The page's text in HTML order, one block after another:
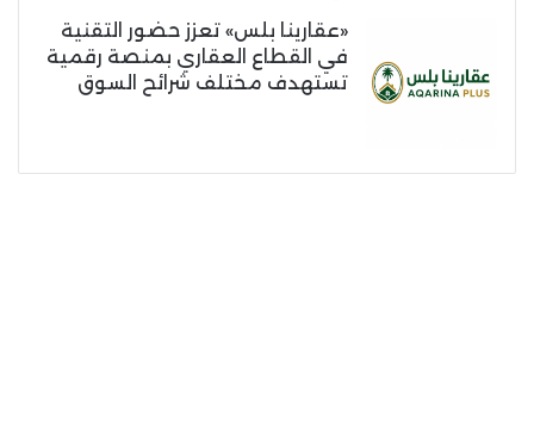
«عقارينا بلس» تعزز حضور التقنية
في القطاع العقاري بمنصة رقمية
تستهدف مختلف شرائح السوق